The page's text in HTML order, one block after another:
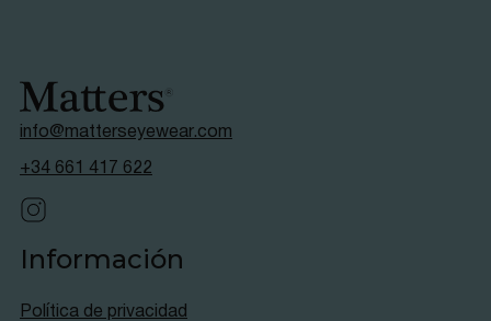
info@matterseyewear.com
+34 661 417 622
Información
Política de privacidad